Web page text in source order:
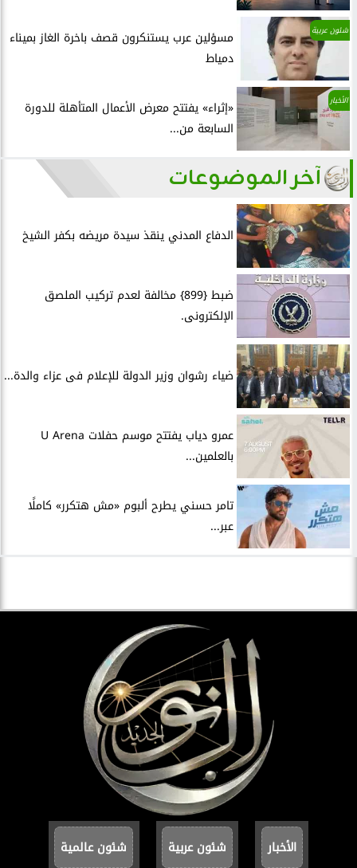
شئون عربية
مسؤلين عرب يستنكرون قصف باخرة الغاز بميناء
دمياط
الأخبار
«إثراء» يفتتح معرض الأعمال المتأهلة للدورة
السابعة من...
آخر الموضوعات
الدفاع المدني ينقذ سيدة مريضه بكفر الشيخ
ضبط {899} مخالفة لعدم تركيب الملصق
الإلكترونى.
ضياء رشوان وزير الدولة للإعلام فى عزاء والدة...
عمرو دياب يفتتح موسم حفلات U Arena
بالعلمين...
تامر حسني يطرح ألبوم «مش هتكرر» كاملًا
عبر...
الأخبار شئون عربية شئون عالمية